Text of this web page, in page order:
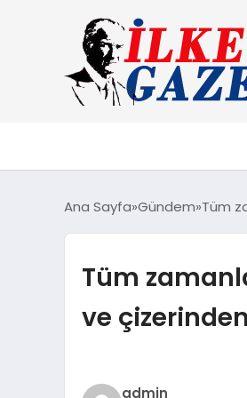
Ana Sayfa Gündem Tüm
Tüm
ve
admin